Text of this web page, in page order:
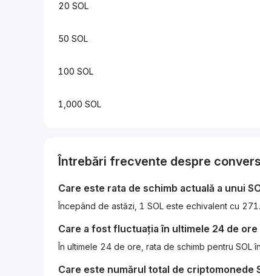
20 SOL
50 SOL
100 SOL
1,000 SOL
Întrebări frecvente despre
Care este rata de schimb actuală a unui
Care a fost fluctuația în ultimele 24 de
În ultimele 24 de ore, rata de schimb pentru SOL
Care este numărul total de criptomonede